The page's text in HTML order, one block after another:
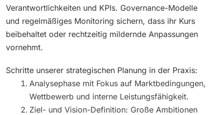
Verantwortlichkeiten und KPIs. Governance-Modelle
und regelmäßiges Monitoring sichern, dass ihr Kurs
beibehaltet oder rechtzeitig mildernde Anpassungen
vornehmt.
Schritte unserer strategischen Planung in der Praxis:
Analysephase mit Fokus auf Marktbedingungen,
Wettbewerb und interne Leistungsfähigkeit.
Ziel- und Vision-Definition: Große Ambitionen